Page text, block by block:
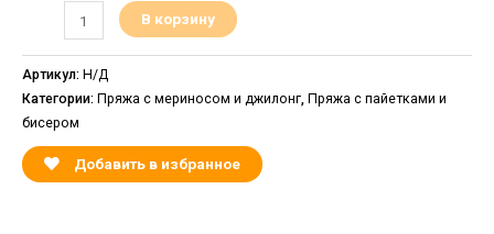
В корзину
Артикул: Н/Д
Категории: Пряжа с мериносом и джилонг, Пряжа с пайетками и
бисером
Добавить в избранное